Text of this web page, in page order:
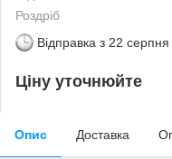
Роздріб
Відправка з 22
Ціну уточнюйте
Опис Доставка